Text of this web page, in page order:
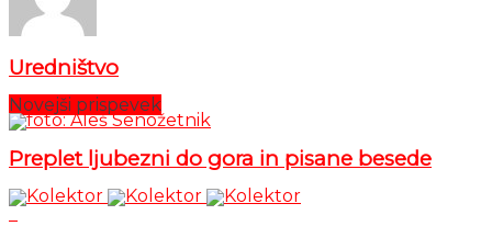
Uredništvo
Novejši prispevek
Preplet ljubezni do gora in pisane besede